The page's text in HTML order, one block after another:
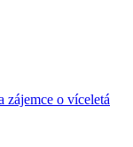
zájemce o víceletá